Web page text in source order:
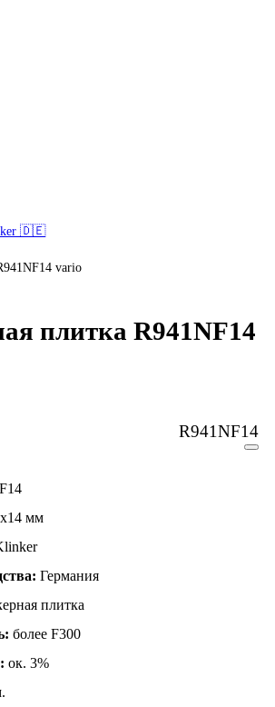
🇩🇪
vario
плитка R941NF14
R941NF14
мм
Германия
плитка
более F300
ок. 3%